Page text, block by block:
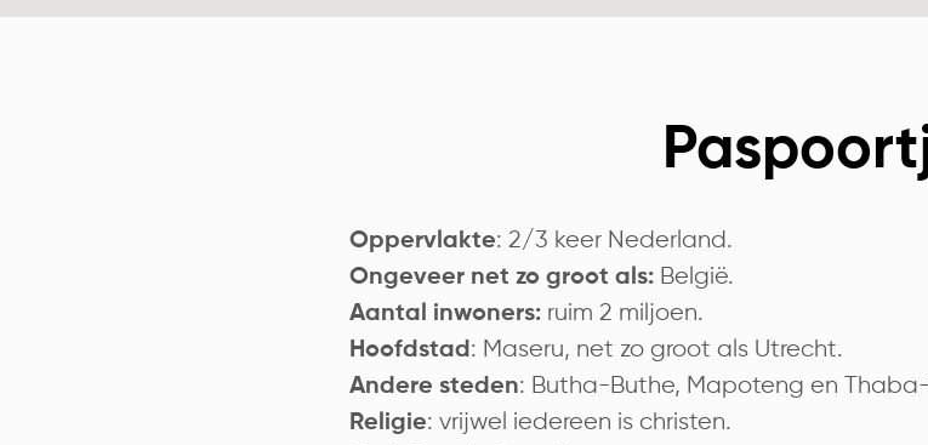
Oppervlakte: 2/3 keer Nederland.
Ongeveer net zo groot als: België.
Aantal inwoners: ruim 2 miljoen.
Hoofdstad: Maseru, net zo groot als Utrecht.
Andere steden: Butha-Buthe, Mapoteng en
Religie: vrijwel iedereen is christen.